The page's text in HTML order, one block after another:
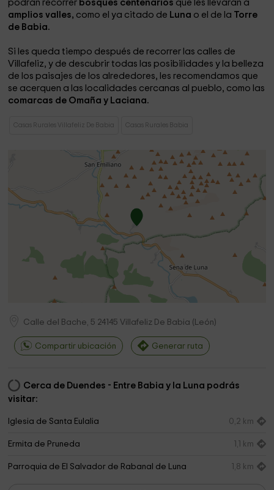
podrán recorrer bosques centenarios que les llevarán a
amplios valles, como el ya citado de Luna o el de la Torre
de Babia.
Si les queda tiempo después de recorrer las calles de
Villafeliz, y de descubrir todas las posibilidades y la belleza
de los paisajes de los alrededores, les recomendamos que
se acerquen a las localidades cercanas al pueblo, como las
comarcas de Omaña y Laciana.
Casas Rurales Villafeliz De Babia Casas Rurales Babia
Calle del Bache, 5 24145 Villafeliz De Babia ( León)
Compartir ubicación Generar ruta
Cerca de Duendes - Entre Babia y la Luna podrás
visitar:
Iglesia de Santa Eulalia 0,2 km
Ermita de Pruneda 1,1 km
Parroquia de El Salvador de Rabanal de Luna 1,8 km